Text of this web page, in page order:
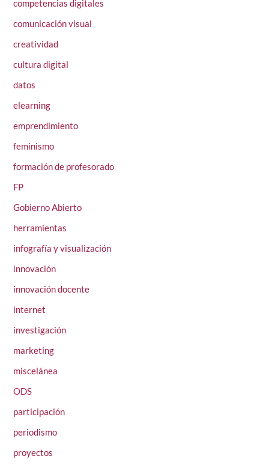
competencias digitales
comunicación visual
creatividad
cultura digital
datos
elearning
emprendimiento
feminismo
formación de profesorado
FP
Gobierno Abierto
herramientas
infografía y visualización
innovación
innovación docente
internet
investigación
marketing
miscelánea
ODS
participación
periodismo
proyectos